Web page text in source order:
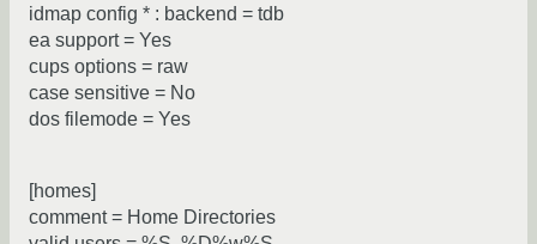
idmap config * : backend = tdb
ea support = Yes
cups options = raw
case sensitive = No
dos filemode = Yes
[homes]
comment = Home Directories